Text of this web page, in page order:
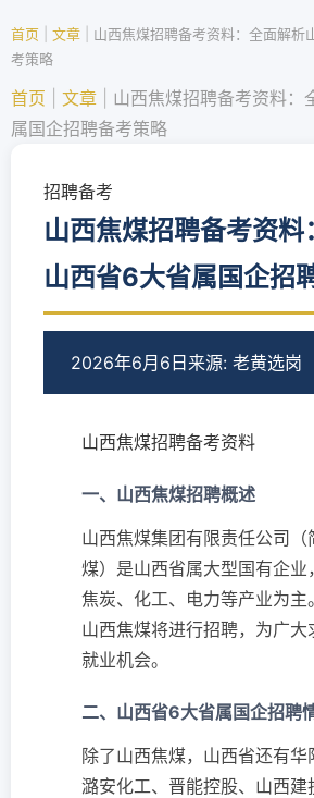
首页 文章
山西焦煤招聘备考资料：全面解析
考策略
首页 文章
山西焦煤招聘备考资料：
属国企招聘备考策略
招聘备考
山西焦煤招聘备考资料
山西省6大省属国企招
2026年6月6日 来源: 老黄选岗
山西焦煤招聘备考资料
一、山西焦煤招聘概述
山西焦煤集团有限责任公司（
煤）是山西省属大型国有企业
焦炭、化工、电力等产业为主
山西焦煤将进行招聘，为广大
就业机会。
二、山西省6大省属国企招聘
除了山西焦煤，山西省还有华
潞安化工、晋能控股、山西建